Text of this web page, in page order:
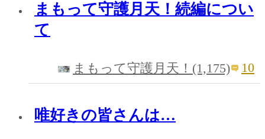
まもって守護月天！続編につい
て
まもって守護月天！(1,175) 10
唯好きの皆さんは…